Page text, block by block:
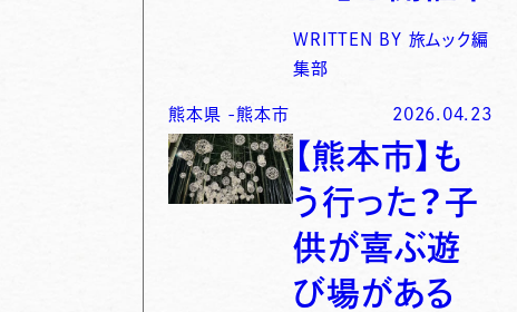
WRITTEN BY 旅ムック編
集部
熊本県 -熊本市 2026.04.23
【熊本市】も
う行った？子
供が喜ぶ遊
び場がある